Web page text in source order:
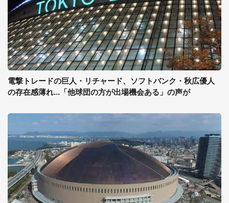
電撃トレードの巨人・リチャード、ソフトバンク・秋広優人
の存在感薄れ...「他球団の方が出場機会ある」の声が